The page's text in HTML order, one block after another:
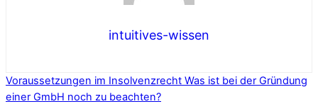
intuitives-wissen
Voraussetzungen im Insolvenzrecht Was ist bei der Gründung
einer GmbH noch zu beachten?